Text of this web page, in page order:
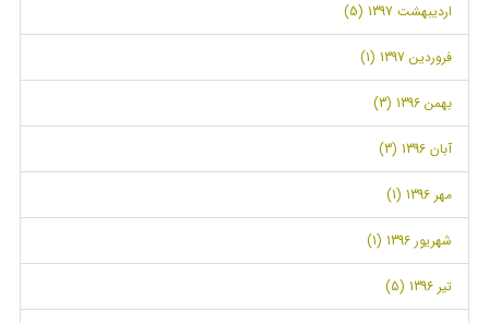
اردیبهشت 1397 (5)
فروردین 1397 (1)
بهمن 1396 (3)
آبان 1396 (3)
مهر 1396 (1)
شهریور 1396 (1)
تیر 1396 (5)